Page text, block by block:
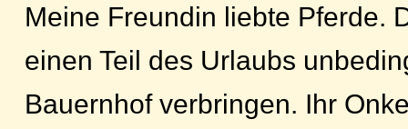
Meine Freundin liebte Pferde.
einen Teil des Urlaubs
Bauernhof verbringen. Ihr